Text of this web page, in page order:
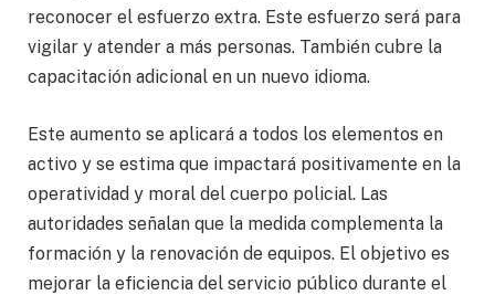
reconocer el esfuerzo extra. Este esfuerzo será para
vigilar y atender a más personas. También cubre la
capacitación adicional en un nuevo idioma.
Este aumento se aplicará a todos los elementos en
activo y se estima que impactará positivamente en la
operatividad y moral del cuerpo policial. Las
autoridades señalan que la medida complementa la
formación y la renovación de equipos. El objetivo es
mejorar la eficiencia del servicio público durante el